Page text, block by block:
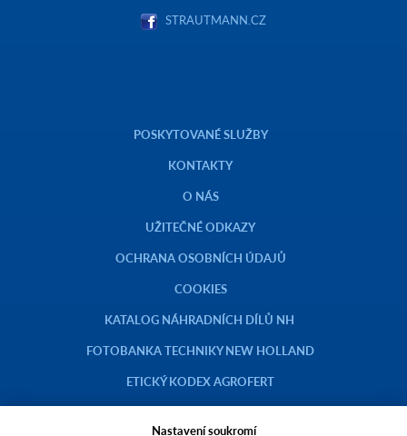
STRAUTMANN.CZ
POSKYTOVANÉ SLUŽBY
KONTAKTY
O NÁS
UŽITEČNÉ ODKAZY
OCHRANA OSOBNÍCH ÚDAJŮ
COOKIES
KATALOG NÁHRADNÍCH DÍLŮ NH
FOTOBANKA TECHNIKY NEW HOLLAND
ETICKÝ KODEX AGROFERT
Nastavení soukromí